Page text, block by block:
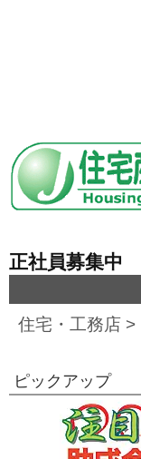
正社員募集中
住宅・工務店 >
ピックアップ